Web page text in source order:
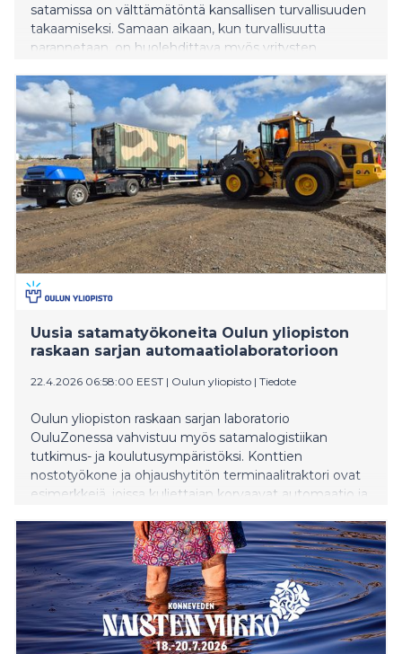
satamissa on välttämätöntä kansallisen turvallisuuden
takaamiseksi. Samaan aikaan, kun turvallisuutta
parannetaan, on huolehdittava myös yritysten
parantava työryhmä keskusteli Tullin johdolla siitä,
miten yritysten kilpailukyky voidaan huomioida
satamaturvallisuutta kehitettäessä. Yhteistä
näkemystä turvallisuuden vähimmäisvaatimuksista
kartoitetaan satamatoimijoille tarkoitetulla kyselyllä.
Uusia satamatyökoneita Oulun yliopiston
raskaan sarjan automaatiolaboratorioon
22.4.2026 06:58:00 EEST | Oulun yliopisto | Tiedote
Oulun yliopiston raskaan sarjan laboratorio
OuluZonessa vahvistuu myös satamalogistiikan
tutkimus- ja koulutusympäristöksi. Konttien
nostotyökone ja ohjaushytitön terminaalitraktori ovat
esimerkkejä, joissa kuljettajan korvaavat automaatio ja
avulla Oulussa tehdään suuri siirto satamalogistiikan
automatisaatiossa. Kyseessä on osa laajempaa Port
Automation -investointihanketta, jonka tavoitteena on
kehittää Suomeen ensimmäinen avoin ja kokeellisen
tutkimus-, kehitys- ja koulutusympäristö merikonttien
käsittelyyn, varastointiin, purkamiseen ja
kuormaukseen automaattisesti ohjatuilla työkoneilla.